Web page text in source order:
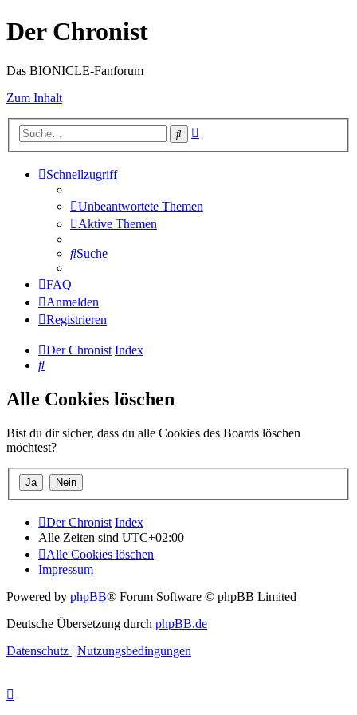
Der Chronist
Das BIONICLE-Fanforum
Zum Inhalt
Suche
Schnellzugriff
Unbeantwortete Themen
Aktive Themen
Suche
FAQ
Anmelden
Registrieren
Der Chronist Index
Suche
Alle Cookies löschen
Bist du dir sicher, dass du alle Cookies des Boards löschen
möchtest?
Der Chronist Index
Alle Zeiten sind UTC+02:00
Alle Cookies löschen
Impressum
Powered by phpBB® Forum Software © phpBB Limited
Deutsche Übersetzung durch phpBB.de
Datenschutz | Nutzungsbedingungen